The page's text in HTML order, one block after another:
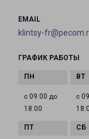
EMAIL
klintsy-
ГРАФИК РАБОТЫ
с 09:00 до
18:00
с